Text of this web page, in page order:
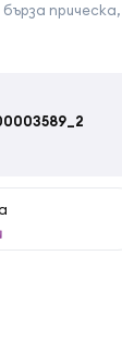
прическа,